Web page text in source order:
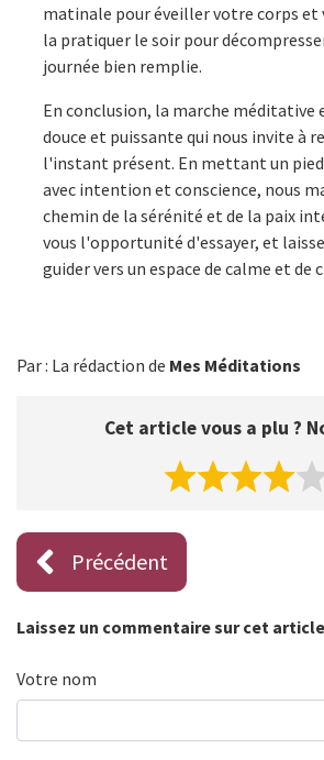
matinale pour éveiller votre corps et
la pratiquer le soir pour
journée bien remplie.
En conclusion, la marche méditative
douce et puissante qui nous invite à
l'instant présent. En mettant un
avec intention et conscience, nous
chemin de la sérénité et de la paix
vous l'opportunité d'essayer, et
guider vers un espace de calme et de
Par : La rédaction de Mes Méditations
Cet article vous a plu ?
Précédent
Laissez un commentaire sur cet article
Votre nom